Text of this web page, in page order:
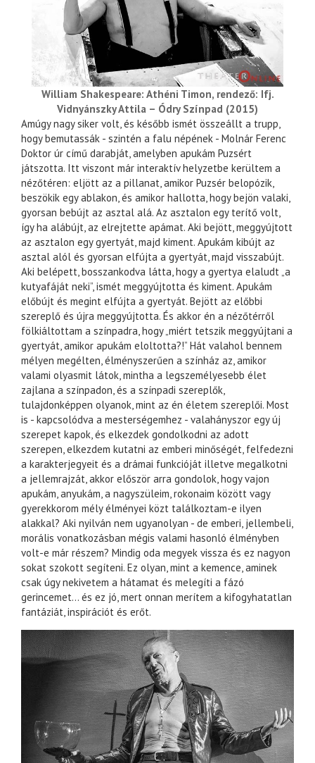
William Shakespeare: Athéni Timon, rendező: Ifj.
Vidnyánszky Attila – Ódry Színpad (2015)
Amúgy nagy siker volt, és később ismét összeállt a trupp,
hogy bemutassák - szintén a falu népének - Molnár Ferenc
Doktor úr című darabját, amelyben apukám Puzsért
játszotta. Itt viszont már interaktív helyzetbe kerültem a
nézőtéren: eljött az a pillanat, amikor Puzsér belopózik,
beszökik egy ablakon, és amikor hallotta, hogy bejön valaki,
gyorsan bebújt az asztal alá. Az asztalon egy terítő volt,
így ha alábújt, az elrejtette apámat. Aki bejött, meggyújtott
az asztalon egy gyertyát, majd kiment. Apukám kibújt az
asztal alól és gyorsan elfújta a gyertyát, majd visszabújt.
Aki belépett, bosszankodva látta, hogy a gyertya elaludt „a
kutyafáját neki”, ismét meggyújtotta és kiment. Apukám
előbújt és megint elfújta a gyertyát. Bejött az előbbi
szereplő és újra meggyújtotta. És akkor én a nézőtérről
fölkiáltottam a színpadra, hogy „miért tetszik meggyújtani a
gyertyát, amikor apukám eloltotta?!” Hát valahol bennem
mélyen megélten, élményszerűen a színház az, amikor
valami olyasmit látok, mintha a legszemélyesebb élet
zajlana a színpadon, és a színpadi szereplők,
tulajdonképpen olyanok, mint az én életem szereplői. Most
is - kapcsolódva a mesterségemhez - valahányszor egy új
szerepet kapok, és elkezdek gondolkodni az adott
szerepen, elkezdem kutatni az emberi minőségét, felfedezni
a karakterjegyeit és a drámai funkcióját illetve megalkotni
a jellemrajzát, akkor először arra gondolok, hogy vajon
apukám, anyukám, a nagyszüleim, rokonaim között vagy
gyerekkorom mély élményei közt találkoztam-e ilyen
alakkal? Aki nyilván nem ugyanolyan - de emberi, jellembeli,
morális vonatkozásban mégis valami hasonló élményben
volt-e már részem? Mindig oda megyek vissza és ez nagyon
sokat szokott segíteni. Ez olyan, mint a kemence, aminek
csak úgy nekivetem a hátamat és melegíti a fázó
gerincemet… és ez jó, mert onnan merítem a kifogyhatatlan
fantáziát, inspirációt és erőt.